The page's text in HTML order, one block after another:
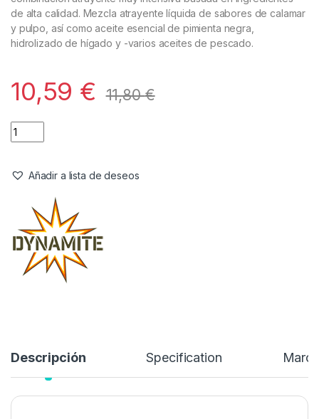
Cebos,Liquidos
Dynamite Baits Peppered Squid
Liquid 500ml
Stock: 5 disponibles
combinación atrayente muy intensiva basada en ingredientes
y pulpo, así como aceite esencial de pimienta negra,
hidrolizado de hígado y -varios aceites de pescado.
10,59€